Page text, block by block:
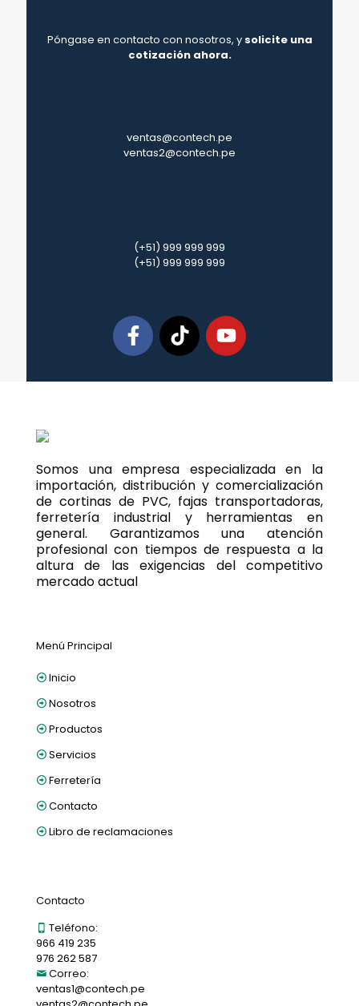
Póngase en contacto con nosotros, y solicite una
cotización ahora.
ventas@contech.pe
ventas2@contech.pe
(+51) 999 999 999
(+51) 999 999 999
Somos una empresa especializada en la
importación, distribución y comercialización
de cortinas de PVC, fajas transportadoras,
ferretería industrial y herramientas en
general. Garantizamos una atención
profesional con tiempos de respuesta a la
altura de las exigencias del competitivo
mercado actual
Menú Principal
Inicio
Nosotros
Productos
Servicios
Ferretería
Contacto
Libro de reclamaciones
Contacto
Teléfono:
966 419 235
976 262 587
Correo:
ventas1@contech.pe